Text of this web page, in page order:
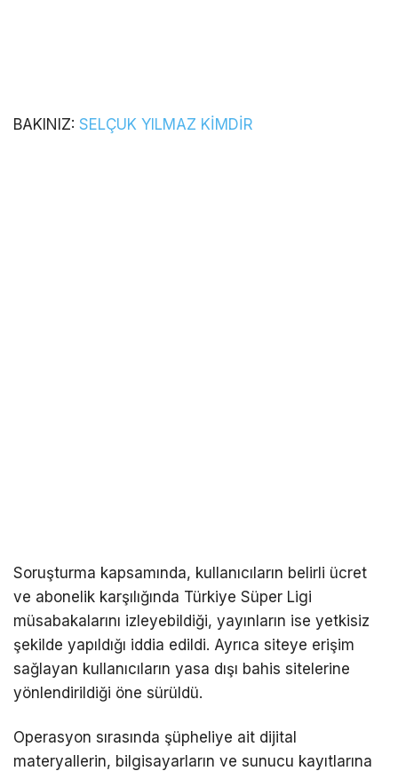
BAKINIZ: SELÇUK YILMAZ KİMDİR
Soruşturma kapsamında, kullanıcıların belirli ücret
ve abonelik karşılığında Türkiye Süper Ligi
müsabakalarını izleyebildiği, yayınların ise yetkisiz
şekilde yapıldığı iddia edildi. Ayrıca siteye erişim
sağlayan kullanıcıların yasa dışı bahis sitelerine
yönlendirildiği öne sürüldü.
Operasyon sırasında şüpheliye ait dijital
materyallerin, bilgisayarların ve sunucu kayıtlarına